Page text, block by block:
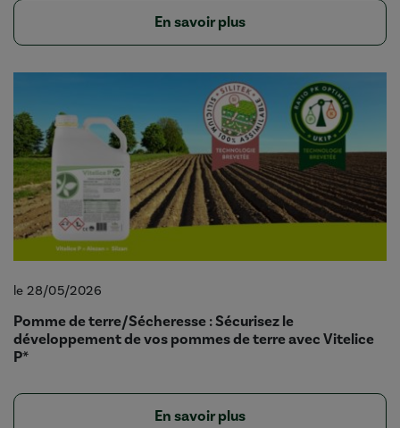
En savoir plus
le 28/05/2026
Pomme de terre/Sécheresse : Sécurisez le
développement de vos pommes de terre avec Vitelice
P*
En savoir plus